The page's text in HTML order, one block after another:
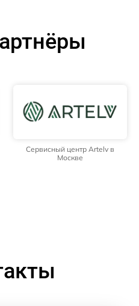
Сервисный центр Artelv в
Москве